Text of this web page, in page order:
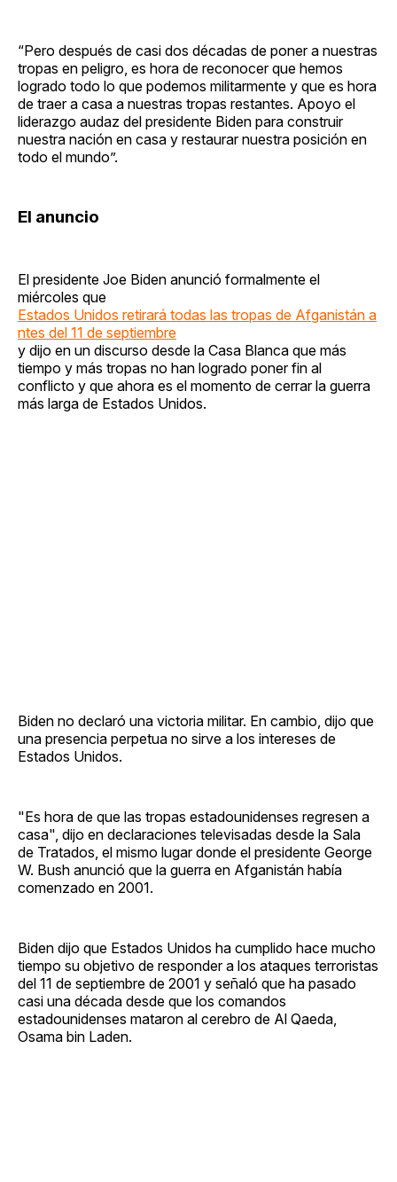
“Pero después de casi dos décadas de poner a nuestras
tropas en peligro, es hora de reconocer que hemos
logrado todo lo que podemos militarmente y que es hora
de traer a casa a nuestras tropas restantes. Apoyo el
liderazgo audaz del presidente Biden para construir
nuestra nación en casa y restaurar nuestra posición en
todo el mundo”.
El anuncio
El presidente Joe Biden anunció formalmente el
miércoles que
Estados Unidos retirará todas las tropas de Afganistán a
ntes del 11 de septiembre
y dijo en un discurso desde la Casa Blanca que más
tiempo y más tropas no han logrado poner fin al
conflicto y que ahora es el momento de cerrar la guerra
más larga de Estados Unidos.
Biden no declaró una victoria militar. En cambio, dijo que
una presencia perpetua no sirve a los intereses de
Estados Unidos.
"Es hora de que las tropas estadounidenses regresen a
casa", dijo en declaraciones televisadas desde la Sala
de Tratados, el mismo lugar donde el presidente George
W. Bush anunció que la guerra en Afganistán había
comenzado en 2001.
Biden dijo que Estados Unidos ha cumplido hace mucho
tiempo su objetivo de responder a los ataques terroristas
del 11 de septiembre de 2001 y señaló que ha pasado
casi una década desde que los comandos
estadounidenses mataron al cerebro de Al Qaeda,
Osama bin Laden.